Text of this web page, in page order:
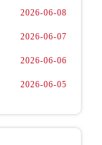
2026-06-08
2026-06-07
2026-06-06
2026-06-05